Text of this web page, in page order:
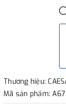
Thương hiệu:
Mã sản phẩm: